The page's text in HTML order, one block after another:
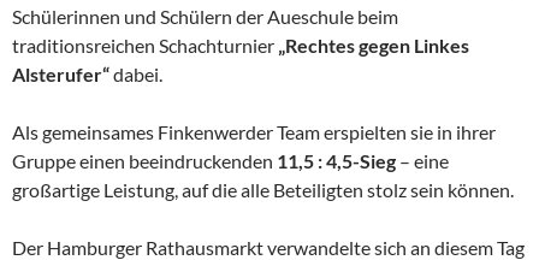
Schülerinnen und Schülern der Aueschule beim
traditionsreichen Schachturnier „Rechtes gegen Linkes
Alsterufer“dabei.
Als gemeinsames Finkenwerder Team erspielten sie in ihrer
Gruppe einen beeindruckenden 11,5 : 4,5-Sieg – eine
großartige Leistung, auf die alle Beteiligten stolz sein können.
Der Hamburger Rathausmarkt verwandelte sich an diesem Tag